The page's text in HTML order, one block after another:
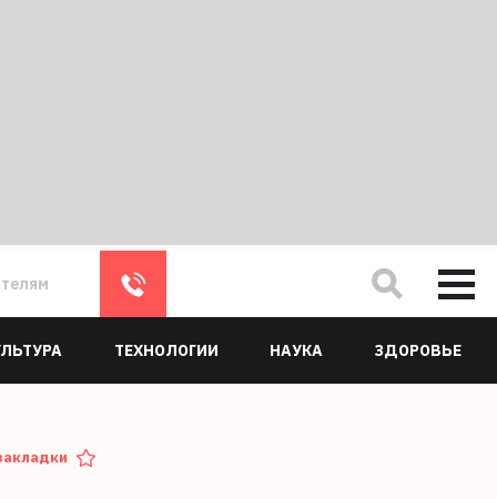
ТЕХНОЛОГИИ НАУКА ЗДОРОВЬЕ